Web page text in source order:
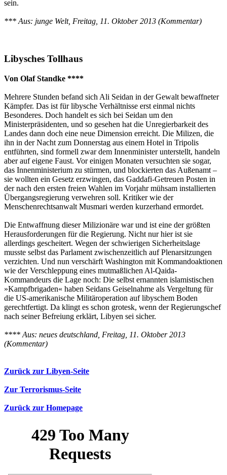
sein.
*** Aus: junge Welt, Freitag, 11. Oktober 2013 (Kommentar)
Libysches Tollhaus
Von Olaf Standke ****
Mehrere Stunden befand sich Ali Seidan in der Gewalt bewaffneter
Kämpfer. Das ist für libysche Verhältnisse erst einmal nichts
Besonderes. Doch handelt es sich bei Seidan um den
Ministerpräsidenten, und so gesehen hat die Unregierbarkeit des
Landes dann doch eine neue Dimension erreicht. Die Milizen, die
ihn in der Nacht zum Donnerstag aus einem Hotel in Tripolis
entführten, sind formell zwar dem Innenminister unterstellt, handeln
aber auf eigene Faust. Vor einigen Monaten versuchten sie sogar,
das Innenministerium zu stürmen, und blockierten das Außenamt –
sie wollten ein Gesetz erzwingen, das Gaddafi-Getreuen Posten in
der nach den ersten freien Wahlen im Vorjahr mühsam installierten
Übergangsregierung verwehren soll. Kritiker wie der
Menschenrechtsanwalt Musmari werden kurzerhand ermordet.
Die Entwaffnung dieser Milizionäre war und ist eine der größten
Herausforderungen für die Regierung. Nicht nur hier ist sie
allerdings gescheitert. Wegen der schwierigen Sicherheitslage
musste selbst das Parlament zwischenzeitlich auf Plenarsitzungen
verzichten. Und nun verschärft Washington mit Kommandoaktionen
wie der Verschleppung eines mutmaßlichen Al-Qaida-
Kommandeurs die Lage noch: Die selbst ernannten islamistischen
»Kampfbrigaden« haben Seidans Geiselnahme als Vergeltung für
die US-amerikanische Militäroperation auf libyschem Boden
gerechtfertigt. Da klingt es schon grotesk, wenn der Regierungschef
nach seiner Befreiung erklärt, Libyen sei sicher.
**** Aus: neues deutschland, Freitag, 11. Oktober 2013
(Kommentar)
Zurück zur Libyen-Seite
Zur Terrorismus-Seite
Zurück zur Homepage